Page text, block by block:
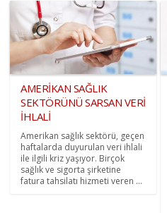
AMERİKAN SAĞLIK
SEKTÖRÜNÜ SARSAN VERİ
İHLALİ
Amerikan sağlık sektörü, geçen
haftalarda duyurulan veri ihlali
ile ilgili kriz yaşıyor. Birçok
sağlık ve sigorta şirketine
fatura tahsilatı hizmeti veren ...